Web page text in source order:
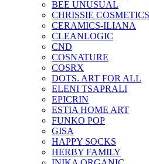
BEE UNUSUAL
CHRISSIE COSMETICS
CERAMICS-ILIANA
CLEANLOGIC
CND
COSNATURE
COSRX
DOTS. ART FOR ALL
ELENI TSAPRALI
EPICRIN
ESTIA HOME ART
FUNKO POP
GISA
HAPPY SOCKS
HERBY FAMILY